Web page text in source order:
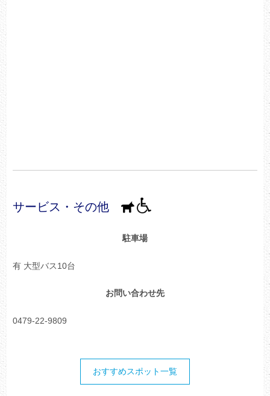
サービス・その他
駐車場
有 大型バス10台
お問い合わせ先
0479-22-9809
おすすめスポット一覧